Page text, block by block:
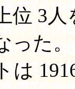
3人
った。